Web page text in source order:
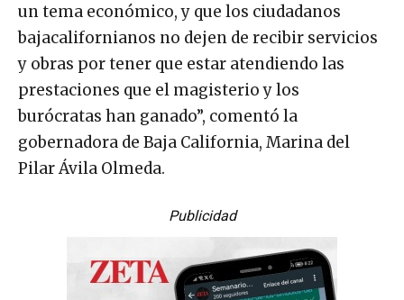
un tema económico, y que los ciudadanos
bajacalifornianos no dejen de recibir servicios
y obras por tener que estar atendiendo las
prestaciones que el magisterio y los
burócratas han ganado”, comentó la
gobernadora de Baja California, Marina del
Pilar Ávila Olmeda.
Publicidad